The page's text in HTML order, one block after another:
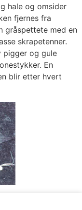
hale og omsider
fjernes fra
gråspettete med en
skrapetenner.
pigger og gule
En
blir etter hvert